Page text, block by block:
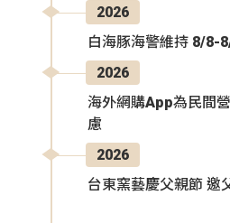
2026
白海豚海警維持 8/8-
2026
海外網購App為民間
慮
2026
台東窯藝慶父親節 邀